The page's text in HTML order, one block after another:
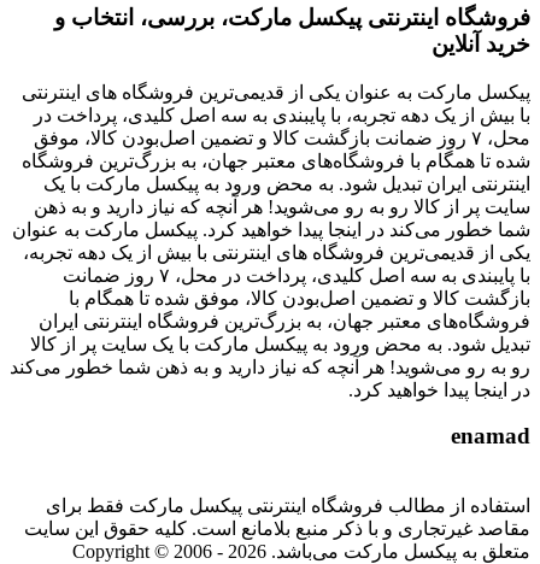
فروشگاه اینترنتی پیکسل مارکت، بررسی، انتخاب و
خرید آنلاین
پیکسل مارکت به عنوان یکی از قدیمی‌ترین فروشگاه های اینترنتی
با بیش از یک دهه تجربه، با پایبندی به سه اصل کلیدی، پرداخت در
محل، ۷ روز ضمانت بازگشت کالا و تضمین اصل‌بودن کالا، موفق
شده تا همگام با فروشگاه‌های معتبر جهان، به بزرگ‌ترین فروشگاه
اینترنتی ایران تبدیل شود. به محض ورود به پیکسل مارکت با یک
سایت پر از کالا رو به رو می‌شوید! هر آنچه که نیاز دارید و به ذهن
شما خطور می‌کند در اینجا پیدا خواهید کرد. پیکسل مارکت به عنوان
یکی از قدیمی‌ترین فروشگاه های اینترنتی با بیش از یک دهه تجربه،
با پایبندی به سه اصل کلیدی، پرداخت در محل، ۷ روز ضمانت
بازگشت کالا و تضمین اصل‌بودن کالا، موفق شده تا همگام با
فروشگاه‌های معتبر جهان، به بزرگ‌ترین فروشگاه اینترنتی ایران
تبدیل شود. به محض ورود به پیکسل مارکت با یک سایت پر از کالا
رو به رو می‌شوید! هر آنچه که نیاز دارید و به ذهن شما خطور می‌کند
در اینجا پیدا خواهید کرد.
enamad
استفاده از مطالب فروشگاه اینترنتی پیکسل مارکت فقط برای
مقاصد غیرتجاری و با ذکر منبع بلامانع است. کلیه حقوق این سایت
متعلق به پیکسل مارکت می‌باشد. Copyright © 2006 - 2026